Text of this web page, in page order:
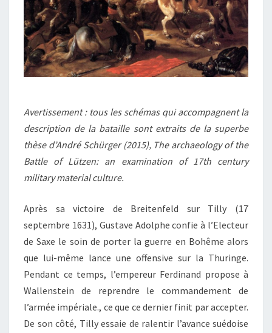
Avertissement : tous les schémas qui accompagnent la
description de la bataille sont extraits de la superbe
thèse d’André Schürger (2015), The archaeology of the
Battle of Lützen: an examination of 17th century
military material culture.
Après sa victoire de Breitenfeld sur Tilly (17
septembre 1631), Gustave Adolphe confie à l’Electeur
de Saxe le soin de porter la guerre en Bohême alors
que lui-même lance une offensive sur la Thuringe.
Pendant ce temps, l’empereur Ferdinand propose à
Wallenstein de reprendre le commandement de
l’armée impériale., ce que ce dernier finit par accepter.
De son côté, Tilly essaie de ralentir l’avance suédoise